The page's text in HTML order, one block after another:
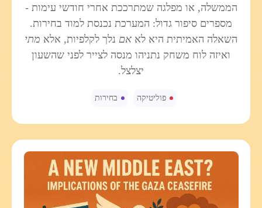
הממשלה, או מפלגה שמתרככת אחרי חודשי עימות -
מספרים סיפור גדול: המערכת נכנסת למוד בחירות.
השאלה האמיתית היא לא אם נלך לקלפיות, אלא מתי
ואיזה לוח משחק נתניהו מנסה לצייר לפני שהשעון
יצלצל.
פוליטיקה בחירות